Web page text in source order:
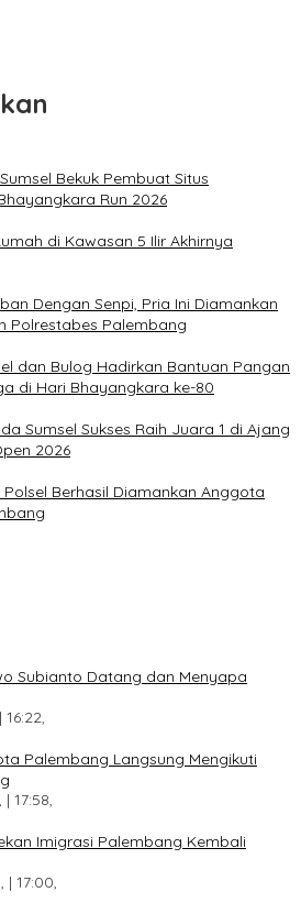
Bekuk Pembuat Situs
Run 2026
di Kawasan 5 Ilir Akhirnya
Dengan Senpi, Pria Ini Diamankan
Polrestabes Palembang
dan Bulog Hadirkan Bantuan Pangan
di Hari Bhayangkara ke-80
Sumsel Sukses Raih Juara 1 di Ajang
2026
Polsel Berhasil Diamankan Anggota
Subianto Datang dan Menyapa
Palembang Langsung Mengikuti
17:58,
Imigrasi Palembang Kembali
| 17:00,